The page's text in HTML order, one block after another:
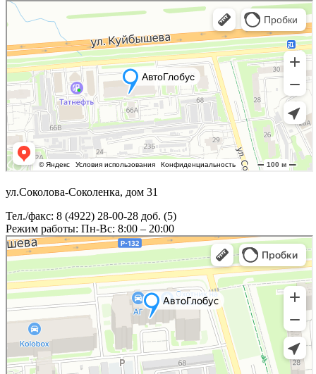
ул.Соколова-Соколенка, дом 31
Тел./факс: 8 (4922) 28-00-28 доб. (5)
Режим работы: Пн-Вс: 8:00 – 20:00